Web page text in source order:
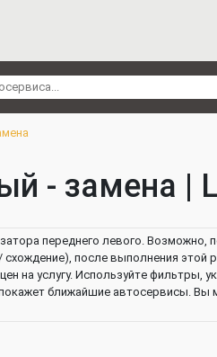
- замена |
переднего левого. Возможно,
схождение), после выполнения этой
на услугу. Используйте фильтры,
ближайшие автосервисы. Вы